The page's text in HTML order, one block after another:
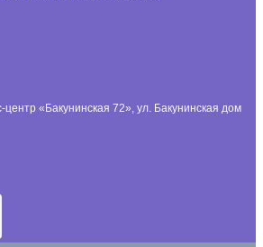
центр «Бакунинская 72», ул. Бакунинская дом